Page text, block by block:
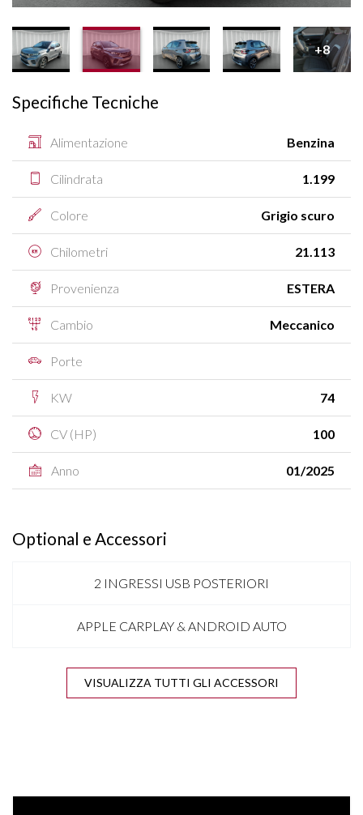
+8
Specifiche Tecniche
Alimentazione Benzina
Cilindrata 1.199
Colore Grigio scuro
Chilometri 21.113
Provenienza ESTERA
Cambio Meccanico
Porte
KW 74
CV (HP) 100
Anno 01/2025
Optional e Accessori
2 INGRESSI USB POSTERIORI
APPLE CARPLAY & ANDROID AUTO
BARRE SUL TETTO NERE
COMPUTER DI BORDO
VISUALIZZA TUTTI GLI ACCESSORI